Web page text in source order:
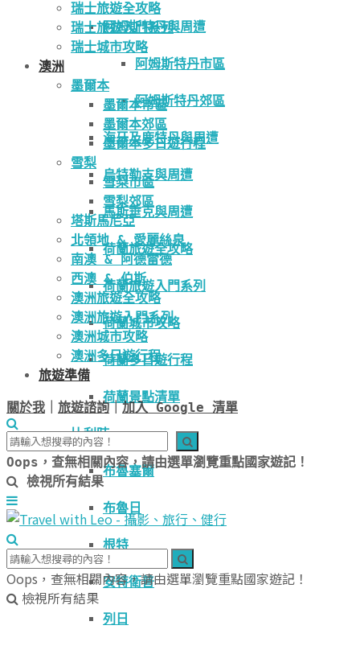
阿姆斯特丹與周遭
阿姆斯特丹市區
阿姆斯特丹郊區
海牙及鹿特丹與周遭
烏特勒支與周遭
馬斯垂克與周遭
荷蘭旅遊全攻略
荷蘭旅遊入門系列
荷蘭城市攻略
荷蘭多日遊行程
荷蘭景點清單
比利時
布魯塞爾
布魯日
根特
安特衛普
列日
瑞士旅遊全攻略
瑞士旅遊入門系列
瑞士城市攻略
澳洲
墨爾本
墨爾本市區
墨爾本郊區
墨爾本多日遊行程
雪梨
雪梨市區
雪梨郊區
塔斯馬尼亞
北領地 & 愛麗絲泉
南澳 & 阿德雷德
西澳 & 伯斯
澳洲旅遊全攻略
澳洲旅遊入門系列
澳洲城市攻略
澳洲多日遊行程
旅遊準備
關於我 旅遊諮詢｜加入 Google 清單
Oops，查無相關內容，請由選單瀏覽重點國家遊記！
檢視所有結果
Oops，查無相關內容，請由選單瀏覽重點國家遊記！
檢視所有結果